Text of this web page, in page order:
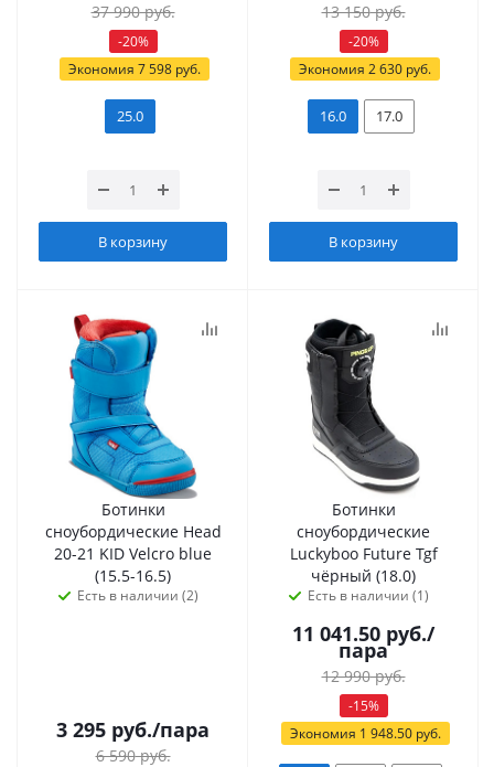
37 990руб.
-20%
Экономия 7 598 руб.
25.0
В корзину
13 150руб.
-20%
Экономия 2 630 руб.
16.0 17.0
В корзину
Ботинки
сноубордические Head
20-21 KID Velcro blue
(15.5-16.5)
Есть в наличии (2)
3 295 руб./пара
6 590руб.
Ботинки
сноубордические
Luckyboo Future Tgf
чёрный (18.0)
Есть в наличии (1)
11 041.50 руб./
пара
12 990руб.
-15%
Экономия 1 948.50руб.